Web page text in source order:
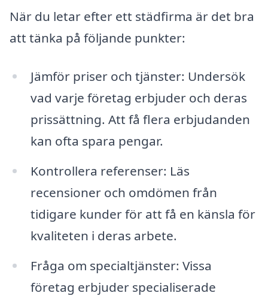
När du letar efter ett städfirma är det bra
att tänka på följande punkter:
Jämför priser och tjänster: Undersök
vad varje företag erbjuder och deras
prissättning. Att få flera erbjudanden
kan ofta spara pengar.
Kontrollera referenser: Läs
recensioner och omdömen från
tidigare kunder för att få en känsla för
kvaliteten i deras arbete.
Fråga om specialtjänster: Vissa
företag erbjuder specialiserade